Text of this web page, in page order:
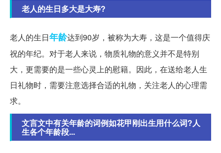
老人的生日多大是大寿?
老人的生日年龄达到90岁，被称为大寿，这是一个值得庆
祝的年纪。对于老人来说，物质礼物的意义并不是特别
大，更需要的是一些心灵上的慰籍。因此，在送给老人生
日礼物时，需要注意选择合适的礼物，关注老人的心理需
求。
文言文中有关年龄的词例如花甲刚出生用什么词?人
生各个年龄段...